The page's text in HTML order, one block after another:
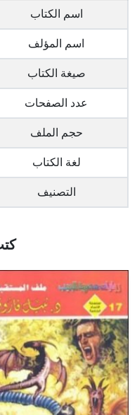
اسم الكتاب
اسم المؤلف
صيغة الكتاب
عدد الصفحات
حجم الملف
لغة الكتاب
التصنيف